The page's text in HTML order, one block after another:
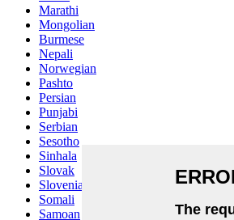
Marathi
Mongolian
Burmese
Nepali
Norwegian
Pashto
Persian
Punjabi
Serbian
Sesotho
Sinhala
Slovak
Slovenian
Somali
Samoan